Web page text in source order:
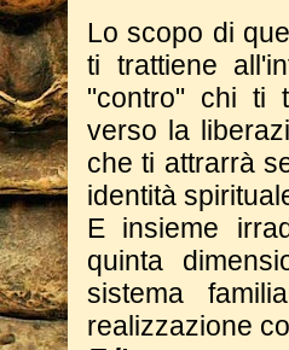
Lo scopo di
ti trattiene
"contro" chi ti
verso la
che ti attrarrà
identità
E insieme
quinta
sistema
realizzazione